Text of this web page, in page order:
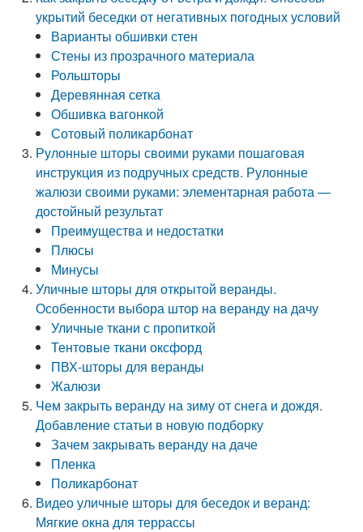
укрытий беседки от негативных погодных условий
Варианты обшивки стен
Стены из прозрачного материала
Рольшторы
Деревянная сетка
Обшивка вагонкой
Сотовый поликарбонат
Рулонные шторы своими руками пошаговая
инструкция из подручных средств. Рулонные
жалюзи своими руками: элементарная работа —
достойный результат
Преимущества и недостатки
Плюсы
Минусы
Уличные шторы для открытой веранды.
Особенности выбора штор на веранду на дачу
Уличные ткани с пропиткой
Тентовые ткани оксфорд
ПВХ-шторы для веранды
Жалюзи
Чем закрыть веранду на зиму от снега и дождя.
Добавление статьи в новую подборку
Зачем закрывать веранду на даче
Пленка
Поликарбонат
Видео уличные шторы для беседок и веранд:
Мягкие окна для террассы